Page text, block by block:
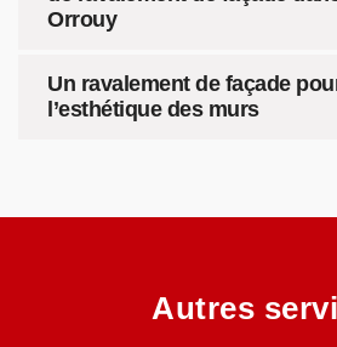
Orrouy
Un ravalement de façade
l’esthétique des murs
Autres